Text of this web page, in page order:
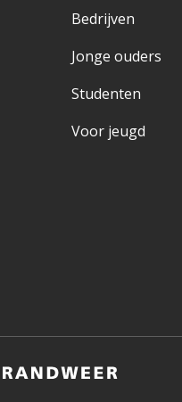
Bedrijven
Jonge ouders
Studenten
Voor jeugd
Brandweer
logo